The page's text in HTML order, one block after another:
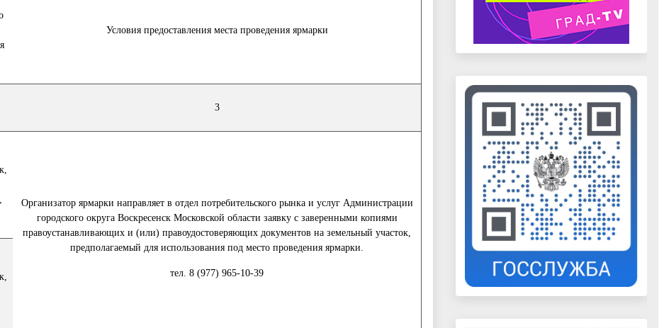
Условия предоставления места проведения ярмарки
3
Организатор ярмарки направляет в отдел потребительского рынка и услуг Администрации
городского округа Воскресенск Московской области заявку с заверенными копиями
правоустанавливающих и (или) правоудостоверяющих документов на земельный участок,
предполагаемый для использования под место проведения ярмарки.
тел. 8 (977) 965-10-39